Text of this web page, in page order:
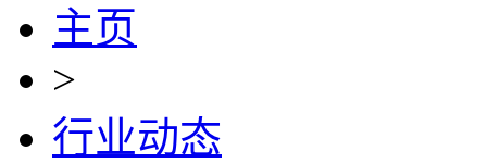
主页
>
行业动态